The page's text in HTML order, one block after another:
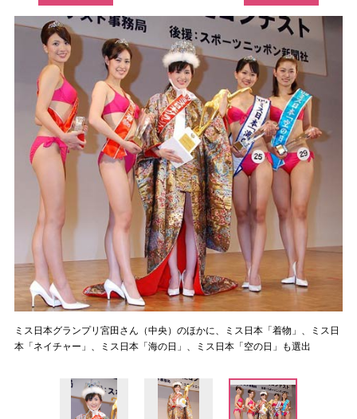
ミス日本グランプリ宮田さん（中央）のほかに、ミス日本「着物」、ミス日
本「ネイチャー」、ミス日本「海の日」、ミス日本「空の日」も選出